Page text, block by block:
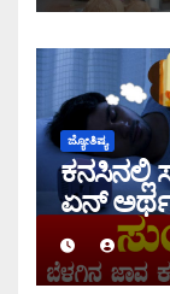
ಜ್ಯೋತಿಷ್ಯ
ಕನಸಿನಲ್ಲಿ
ಏನ್ ಅರ್ಥ